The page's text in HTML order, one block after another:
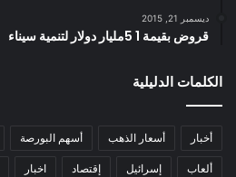
ديسمبر 21, 2015
قروض بقيمة 1 5مليار دولار لتنمية سيناء
الكلمات الدليلية
أخبار أسعار الذهب أسهم البورصة
ألعاب إسرائيل إقتصاد اخبار